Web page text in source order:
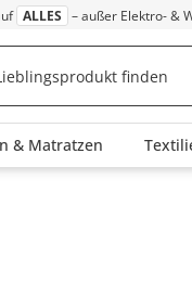
ALLES – außer Elektro- &
& Matratzen